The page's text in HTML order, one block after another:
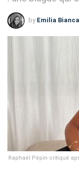
by Emilia
Raphaël Pépin critiqué